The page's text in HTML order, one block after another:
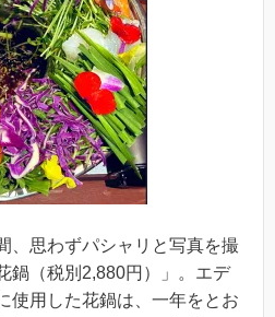
、思わずパシャリと写真を撮
鍋（税別2,880円）」。エデ
使用した花鍋は、一年をとお